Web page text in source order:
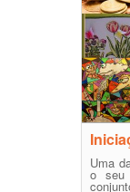
Uma
o seu